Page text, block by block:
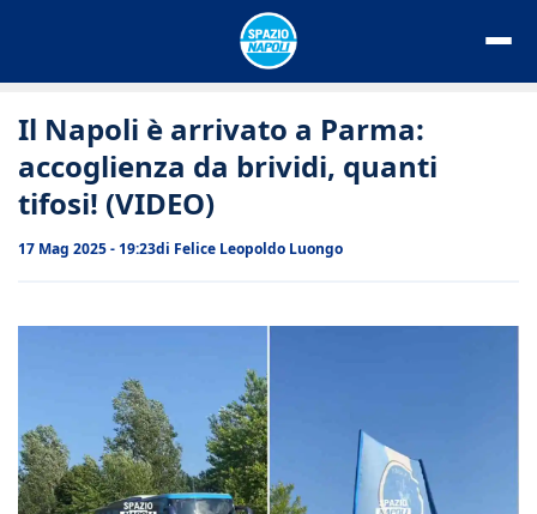
Il Napoli è arrivato a Parma:
accoglienza da brividi, quanti
tifosi! (VIDEO)
17 Mag 2025 - 19:23di Felice Leopoldo Luongo